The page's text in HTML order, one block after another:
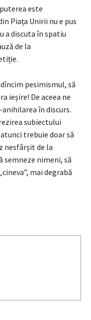
este
Piața Unirii nu e pus
a discuta în spatiu
de la
pesimismul, să
ieșire! De aceea ne
în discurs.
subiectului
trebuie doar să
nesfârșit de la
semneze nimeni, să
mai degrabă